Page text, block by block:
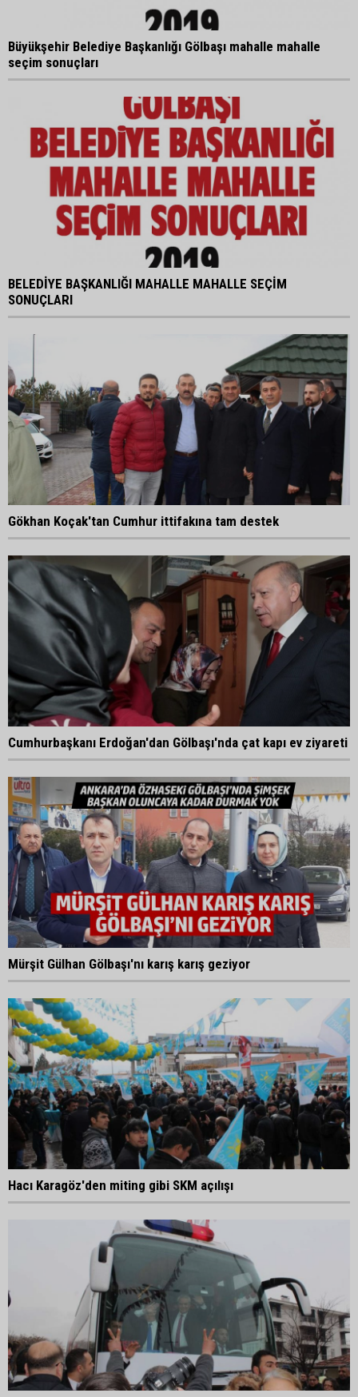
Büyükşehir Belediye Başkanlığı Gölbaşı mahalle mahalle
seçim sonuçları
BELEDİYE BAŞKANLIĞI MAHALLE MAHALLE SEÇİM
SONUÇLARI
Gökhan Koçak'tan Cumhur ittifakına tam destek
Cumhurbaşkanı Erdoğan'dan Gölbaşı'nda çat kapı ev ziyareti
Mürşit Gülhan Gölbaşı'nı karış karış geziyor
Hacı Karagöz'den miting gibi SKM açılışı